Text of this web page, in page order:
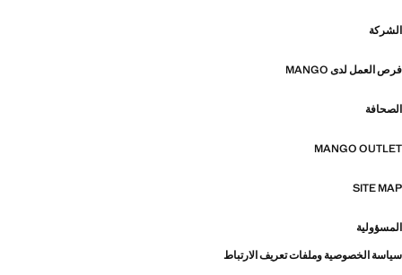
الشركة
فرص العمل لدى MANGO
الصحافة
MANGO OUTLET
SITE MAP
المسؤولية
سياسة الخصوصية وملفات تعريف الارتباط